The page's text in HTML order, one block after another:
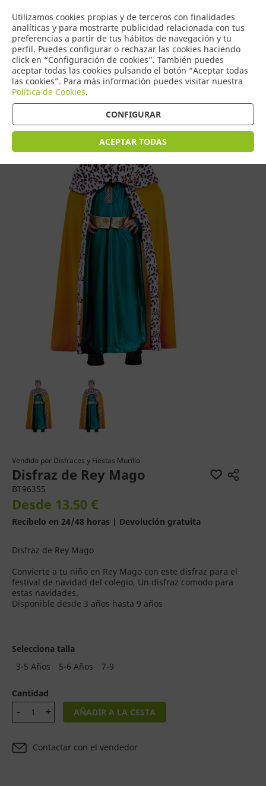
Utilizamos cookies propias y de terceros con finalidades
analíticas y para mostrarte publicidad relacionada con tus
preferencias a partir de tus hábitos de navegación y tu
perfil. Puedes configurar o rechazar las cookies haciendo
click en “Configuración de cookies”. También puedes
aceptar todas las cookies pulsando el botón “Aceptar todas
las cookies”. Para más información puedes visitar nuestra
Política de Cookies.
CONFIGURAR
ACEPTAR TODAS
0
COMERCIO
DE TORRIJOS
Tienda > Disfraces Navidad Infantil
Vendido por Disfraces y Fiestas Murillo
Disfraz de Rey Mago
BT96355
Desde 13.50 €
Recíbelo en 24/48 horas | Devolución gratuita
Disfraz de Rey Mago
Convierte a tu niño en Rey Mago con este disfraz para el
festival de navidad del colegio, Un disfraz comodo para
estas navidades.
Disponible desde 3 años hasta 9 años
Selecciona talla
3-5 Años
5-6 Años 7-9
Cantidad
AÑADIR A LA CESTA
Contactar con el vendedor